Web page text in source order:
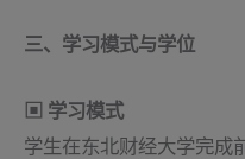
三、学习模式与学位
▣ 学习模式
学生在东北财经大学完成